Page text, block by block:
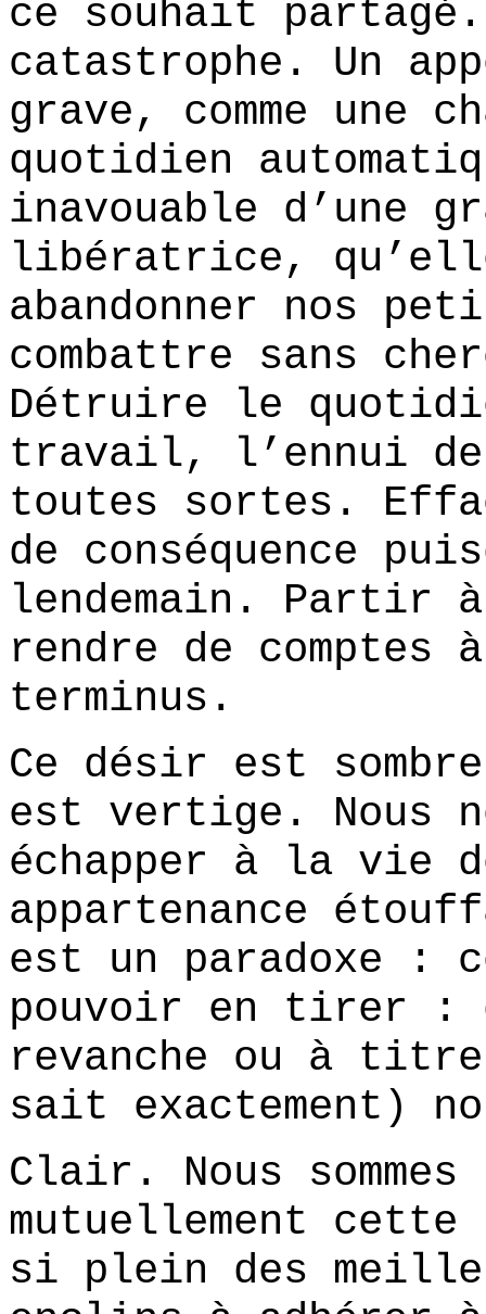
ce souhait
catastrophe. Un
grave, comme une
quotidien
inavouable d’une
libératrice,
abandonner nos
combattre sans
Détruire le
travail, l’ennui
toutes sortes.
de conséquence
lendemain. Partir
rendre de comptes
terminus.
Ce désir est
est vertige. Nous
échapper à la vie
appartenance
est un paradoxe :
pouvoir en tirer :
revanche ou à
sait exactement)
Clair. Nous
mutuellement
si plein des